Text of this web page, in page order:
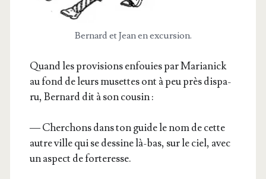
Ber­nard et Jean en excursion.
Quand les pro­vi­sions enfouies par Maria­nick
au fond de leurs musettes ont à peu près dis­pa­
ru, Ber­nard dit à son cousin :
— Cher­chons dans ton guide le nom de cette
autre ville qui se des­sine là-bas, sur le ciel, avec
un aspect de forteresse.